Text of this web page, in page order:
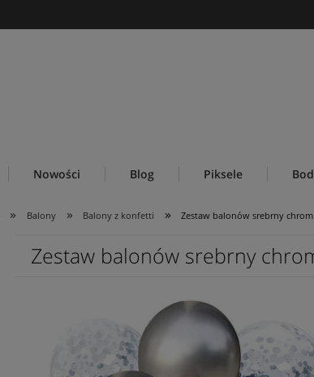
Nowości Blog Piksele
» Balony » Balony z konfetti » Zestaw balonów srebrny
Zestaw balonów srebrny